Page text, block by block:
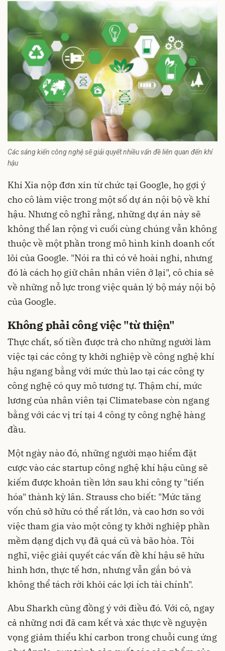
Các sáng kiến công nghệ sẽ giải quyết nhiều vấn đề liên quan đến khí
hậu
Khi Xia nộp đơn xin từ chức tại Google, họ gợi ý
cho cô làm việc trong một số dự án nội bộ về khí
hậu. Nhưng cô nghĩ rằng, những dự án này sẽ
không thể lan rộng vì cuối cùng chúng vẫn không
thuộc về một phần trong mô hình kinh doanh cốt
lõi của Google. "Nói ra thì có vẻ hoài nghi, nhưng
đó là cách họ giữ chân nhân viên ở lại", cô chia sẻ
về những nỗ lực trong việc quản lý bộ máy nội bộ
của Google.
Không phải công việc "từ thiện"
Thực chất, số tiền được trả cho những người làm
việc tại các công ty khởi nghiệp về công nghệ khí
hậu ngang bằng với mức thù lao tại các công ty
công nghệ có quy mô tương tự. Thậm chí, mức
lương của nhân viên tại Climatebase còn ngang
bằng với các vị trí tại 4 công ty công nghệ hàng
đầu.
Một ngày nào đó, những người mạo hiểm đặt
cược vào các startup công nghệ khí hậu cũng sẽ
kiếm được khoản tiền lớn sau khi công ty "tiến
hóa" thành kỳ lân. Strauss cho biết: "Mức tăng
vốn chủ sở hữu có thể rất lớn, và cao hơn so với
việc tham gia vào một công ty khởi nghiệp phần
mềm dạng dịch vụ đã quá cũ và bão hòa. Tôi
nghĩ, việc giải quyết các vấn đề khí hậu sẽ hữu
hình hơn, thực tế hơn, nhưng vẫn gắn bó và
không thể tách rời khỏi các lợi ích tài chính".
Abu Sharkh cũng đồng ý với điều đó. Với cô, ngay
cả những nơi đã cam kết và xác thực về nguyện
vọng giảm thiểu khí carbon trong chuỗi cung ứng